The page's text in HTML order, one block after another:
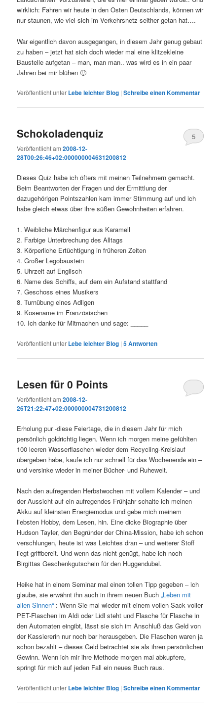
wirklich: Fahren wir heute in den Osten Deutschlands, können wir
nur staunen, wie viel sich im Verkehrsnetz seither getan hat….
War eigentlich davon ausgegangen, in diesem Jahr genug gebaut
zu haben – jetzt hat sich doch wieder mal eine klitzekleine
Baustelle aufgetan – man, man man.. was wird es in ein paar
Jahren bei mir blühen 🙂
Veröffentlicht unter Lebe leichter Blog |Schreibe einen Kommentar
Schokoladenquiz
Veröffentlicht am2008-12-
28T00:26:46+02:000000004631200812
5
Dieses Quiz habe ich öfters mit meinen Teilnehmern gemacht.
Beim Beantworten der Fragen und der Ermittlung der
dazugehörigen Pointszahlen kam immer Stimmung auf und ich
habe gleich etwas über ihre süßen Gewohnheiten erfahren.
1. Weibliche Märchenfigur aus Karamell
2. Farbige Unterbrechung des Alltags
3. Körperliche Ertüchtigung in früheren Zeiten
4. Großer Legobaustein
5. Uhrzeit auf Englisch
6. Name des Schiffs, auf dem ein Aufstand stattfand
7. Geschoss eines Musikers
8. Turnübung eines Adligen
9. Kosename im Französischen
10. Ich danke für Mitmachen und sage: _____
Veröffentlicht unter Lebe leichter Blog |5Antworten
Lesen für 0 Points
Veröffentlicht am2008-12-
26T21:22:47+02:000000004731200812
Erholung pur -diese Feiertage, die in diesem Jahr für mich
persönlich goldrichtig liegen. Wenn ich morgen meine gefühlten
100 leeren Wasserflaschen wieder dem Recycling-Kreislauf
übergeben habe, kaufe ich nur schnell für das Wochenende ein –
und versinke wieder in meiner Bücher- und Ruhewelt.
Nach den aufregenden Herbstwochen mit vollem Kalender – und
der Aussicht auf ein aufregendes Frühjahr schalte ich meinen
Akku auf kleinsten Energiemodus und gebe mich meinem
liebsten Hobby, dem Lesen, hin. Eine dicke Biographie über
Hudson Tayler, den Begründer der China-Mission, habe ich schon
verschlungen, heute ist was Leichtes dran – und weiterer Stoff
liegt griffbereit. Und wenn das nicht genügt, habe ich noch
Birgittas Geschenkgutschein für den Huggendubel.
Heike hat in einem Seminar mal einen tollen Tipp gegeben – ich
glaube, sie erwähnt ihn auch in ihrem neuen Buch„Leben mit
allen Sinnen“ : Wenn Sie mal wieder mit einem vollen Sack voller
PET-Flaschen im Aldi oder Lidl steht und Flasche für Flasche in
den Automaten eingibt, lässt sie sich im Anschluß das Geld von
der Kassiererin nur noch bar herausgeben. Die Flaschen waren ja
schon bezahlt – dieses Geld betrachtet sie als ihren persönlichen
Gewinn. Wenn ich mir ihre Methode morgen mal abkupfere,
springt für mich auf jeden Fall ein neues Buch raus.
Veröffentlicht unter Lebe leichter Blog |Schreibe einen Kommentar